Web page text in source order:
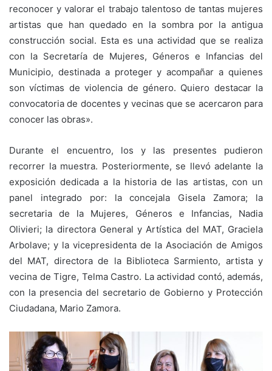
reconocer y valorar el trabajo talentoso de tantas mujeres
artistas que han quedado en la sombra por la antigua
construcción social. Esta es una actividad que se realiza
con la Secretaría de Mujeres, Géneros e Infancias del
Municipio, destinada a proteger y acompañar a quienes
son víctimas de violencia de género. Quiero destacar la
convocatoria de docentes y vecinas que se acercaron para
conocer las obras».
Durante el encuentro, los y las presentes pudieron
recorrer la muestra. Posteriormente, se llevó adelante la
exposición dedicada a la historia de las artistas, con un
panel integrado por: la concejala Gisela Zamora; la
secretaria de la Mujeres, Géneros e Infancias, Nadia
Olivieri; la directora General y Artística del MAT, Graciela
Arbolave; y la vicepresidenta de la Asociación de Amigos
del MAT, directora de la Biblioteca Sarmiento, artista y
vecina de Tigre, Telma Castro. La actividad contó, además,
con la presencia del secretario de Gobierno y Protección
Ciudadana, Mario Zamora.